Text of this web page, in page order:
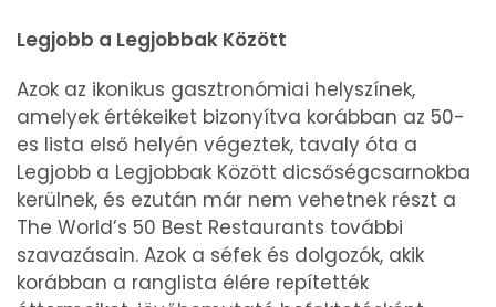
Legjobb a Legjobbak Között
Azok az ikonikus gasztronómiai helyszínek,
amelyek értékeiket bizonyítva korábban az 50-
es lista első helyén végeztek, tavaly óta a
Legjobb a Legjobbak Között dicsőségcsarnokba
kerülnek, és ezután már nem vehetnek részt a
The World’s 50 Best Restaurants további
szavazásain. Azok a séfek és dolgozók, akik
korábban a ranglista élére repítették